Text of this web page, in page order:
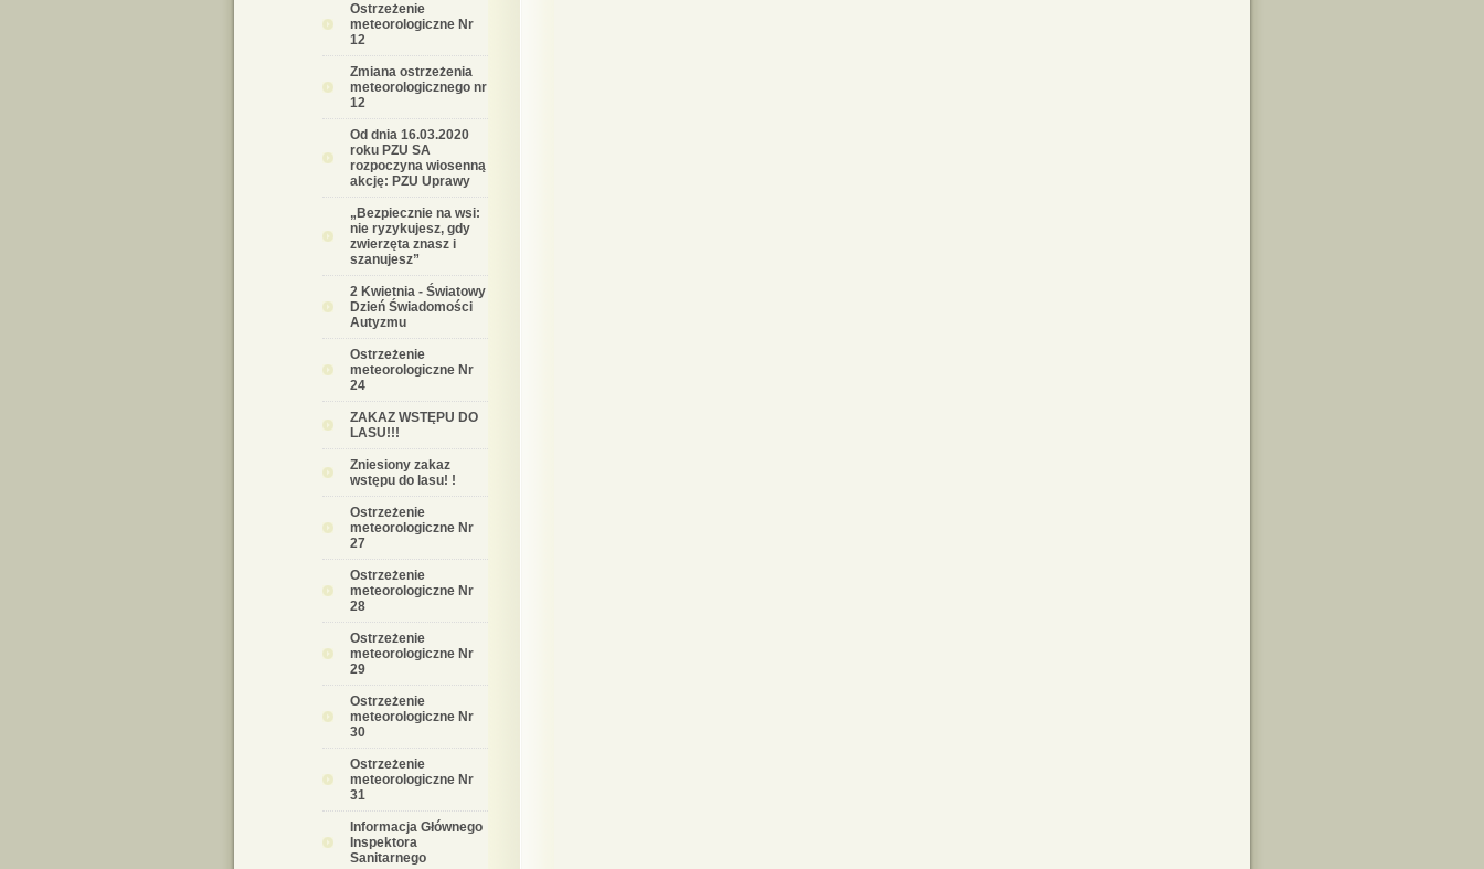
Ostrzeżenie
meteorologiczne Nr
12
Zmiana ostrzeżenia
meteorologicznego nr
12
Od dnia 16.03.2020
roku PZU SA
rozpoczyna wiosenną
akcję: PZU Uprawy
„Bezpiecznie na wsi:
nie ryzykujesz, gdy
zwierzęta znasz i
szanujesz”
2 Kwietnia - Światowy
Dzień Świadomości
Autyzmu
Ostrzeżenie
meteorologiczne Nr
24
ZAKAZ WSTĘPU DO
LASU!!!
Zniesiony zakaz
wstępu do lasu! !
Ostrzeżenie
meteorologiczne Nr
27
Ostrzeżenie
meteorologiczne Nr
28
Ostrzeżenie
meteorologiczne Nr
29
Ostrzeżenie
meteorologiczne Nr
30
Ostrzeżenie
meteorologiczne Nr
31
Informacja Głównego
Inspektora
Sanitarnego